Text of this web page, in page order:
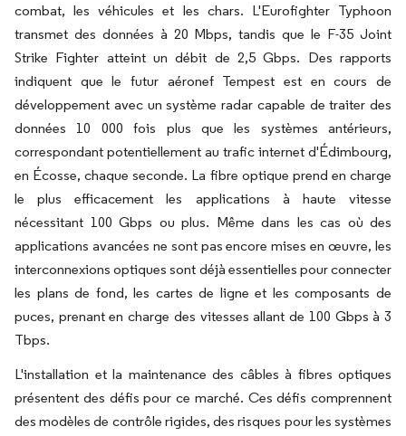
combat, les véhicules et les chars. L'Eurofighter Typhoon
transmet des données à 20 Mbps, tandis que le F-35 Joint
Strike Fighter atteint un débit de 2,5 Gbps. Des rapports
indiquent que le futur aéronef Tempest est en cours de
développement avec un système radar capable de traiter des
données 10 000 fois plus que les systèmes antérieurs,
correspondant potentiellement au trafic internet d'Édimbourg,
en Écosse, chaque seconde. La fibre optique prend en charge
le plus efficacement les applications à haute vitesse
nécessitant 100 Gbps ou plus. Même dans les cas où des
applications avancées ne sont pas encore mises en œuvre, les
interconnexions optiques sont déjà essentielles pour connecter
les plans de fond, les cartes de ligne et les composants de
puces, prenant en charge des vitesses allant de 100 Gbps à 3
Tbps.
L'installation et la maintenance des câbles à fibres optiques
présentent des défis pour ce marché. Ces défis comprennent
des modèles de contrôle rigides, des risques pour les systèmes